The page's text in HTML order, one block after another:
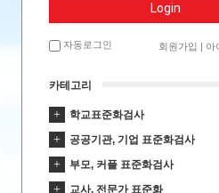
Login
자동로그인 회원가입 아
카테고리
학교표준화검사
공공기관, 기업 표준화검사
부모, 커플 표준화검사
교사, 전문가 표준화